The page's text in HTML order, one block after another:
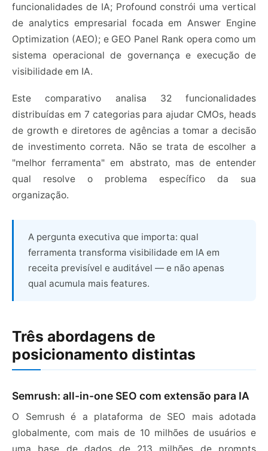
funcionalidades de IA; Profound constrói uma vertical
de analytics empresarial focada em Answer Engine
Optimization (AEO); e GEO Panel Rank opera como um
sistema operacional de governança e execução de
visibilidade em IA.
Este comparativo analisa 32 funcionalidades
distribuídas em 7 categorias para ajudar CMOs, heads
de growth e diretores de agências a tomar a decisão
de investimento correta. Não se trata de escolher a
"melhor ferramenta" em abstrato, mas de entender
qual resolve o problema específico da sua
organização.
A pergunta executiva que importa: qual
ferramenta transforma visibilidade em IA em
receita previsível e auditável — e não apenas
qual acumula mais features.
Três abordagens de
posicionamento distintas
Semrush: all-in-one SEO com extensão para IA
O Semrush é a plataforma de SEO mais adotada
globalmente, com mais de 10 milhões de usuários e
uma base de dados de 213 milhões de prompts